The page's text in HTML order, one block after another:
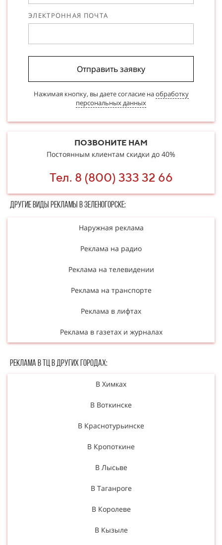
ЭЛЕКТРОННАЯ ПОЧТА
Отправить заявку
Нажимая кнопку, вы даете согласие наобработку
персональных данных
ПОЗВОНИТЕ НАМ
Постоянным клиентам скидки до 40%
Тел. 8 (800) 333 32 66
Другие в​​​​иды рекламы в Зеленогорске:
Наружная реклама
Реклама на радио
Реклама на телевидении
Реклама на транспорте
Реклама в лифтах
Реклама в газетах и журналах
Реклама в ТЦ в Других городах:
В Химках
В Воткинске
В Краснотурьинске
В Кропоткине
В Лысьве
В Таганроге
В Королеве
В Кызыле